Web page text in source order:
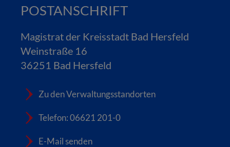
POSTANSCHRIFT
Magistrat der Kreisstadt Bad Hersfeld
Weinstraße 16
36251 Bad Hersfeld
Zu den Verwaltungsstandorten
Telefon: 06621 201-0
E-Mail senden